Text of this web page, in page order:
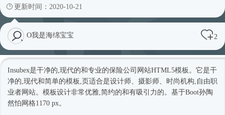
更新时间：2020-10-21
O我是海绵宝宝 2
Insubex是干净的,现代的和专业的保险公司网站HTML5模板 。它是干
净的,现代和简单的模板,页适合是设计师、摄影师、
时尚机构,自由职
业者网站。模板设计非常优雅,简约的和有吸引力的。基于Boot孙陶
然怕网格1170 px。